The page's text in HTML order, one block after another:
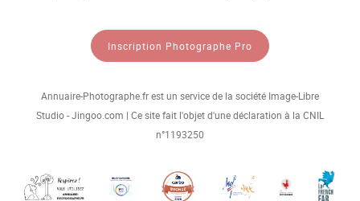
Inscription Photographe Pro
Annuaire-Photographe.fr est un service de la société Image-Libre
Studio - Jingoo.com | Ce site fait l'objet d'une déclaration à la CNIL
n°1193250